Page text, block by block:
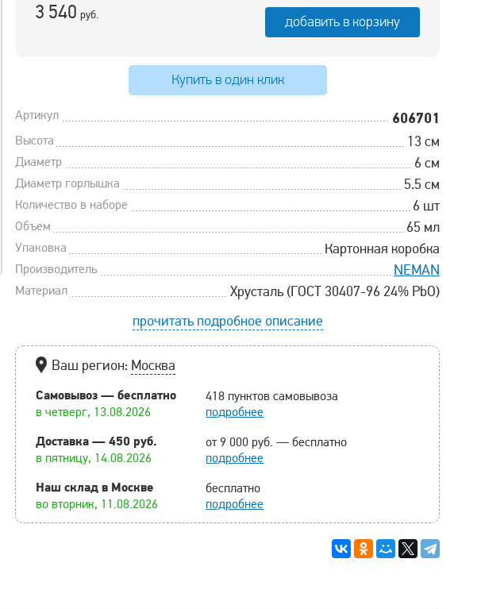
3 540 руб. добавить в корзину
Купить в один клик
Артикул 606701
Высота 13 см
Диаметр 6 см
Диаметр горлышка 5.5 см
Количество в наборе 6 шт
Объем 65 мл
Упаковка Картонная коробка
Производитель NEMAN
Материал
Хрусталь (ГОСТ 30407-96 24% PbO)
прочитать подробное описание
Ваш регион: Москва
Самовывоз — бесплатно
в четверг, 13.08.2026
418 пунктов самовывоза
подробнее
Доставка — 450 руб.
в пятницу, 14.08.2026
от 9 000 руб. — бесплатно
подробнее
Наш склад в Москве
во вторник, 11.08.2026
бесплатно
подробнее